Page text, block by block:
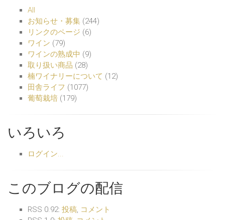
All
お知らせ・募集 (244)
リンクのページ (6)
ワイン (79)
ワインの熟成中 (9)
取り扱い商品 (28)
楠ワイナリーについて (12)
田舎ライフ (1077)
葡萄栽培 (179)
いろいろ
ログイン...
このブログの配信
RSS 0.92: 投稿, コメント